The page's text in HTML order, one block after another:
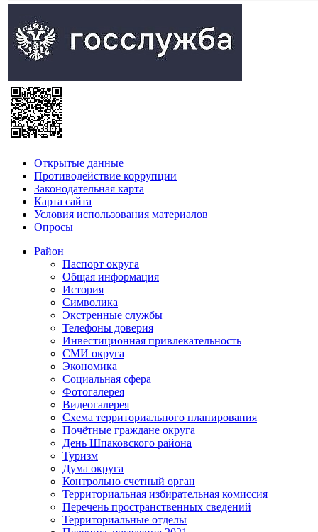
Открытые данные
Противодействие коррупции
Законодательная карта
Карта сайта
Условия использования материалов
Опросы
Район
Паспорт округа
Общая информация
История
Символика
Экстренные службы
Телефоны доверия
Инвестиционная привлекательность
СМИ округа
Экономика
Социальная сфера
Фотогалерея
Видеогалерея
Схема территориального планирования
Почётные граждане округа
День Шпаковского района
Туризм
Дума округа
Контрольно счетный орган
Территориальная избирательная комиссия
Перечень пространственных сведений
Территориальные отделы